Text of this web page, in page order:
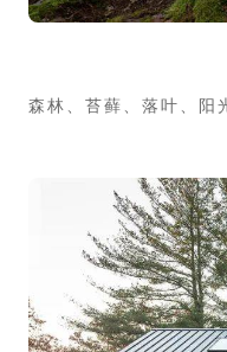
森林、苔藓、落叶、阳